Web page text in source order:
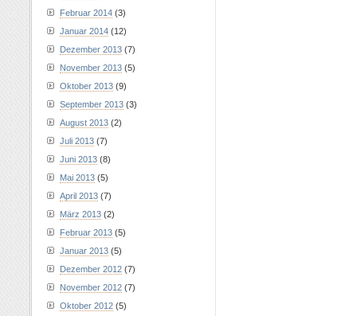
Februar 2014 (3)
Januar 2014 (12)
Dezember 2013 (7)
November 2013 (5)
Oktober 2013 (9)
September 2013 (3)
August 2013 (2)
Juli 2013 (7)
Juni 2013 (8)
Mai 2013 (5)
April 2013 (7)
März 2013 (2)
Februar 2013 (5)
Januar 2013 (5)
Dezember 2012 (7)
November 2012 (7)
Oktober 2012 (5)